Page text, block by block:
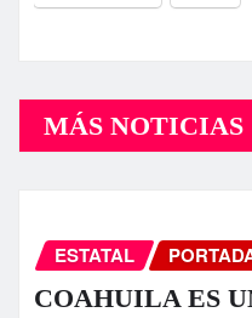
MÁS NOTICIAS
ESTATAL
COAHUILA ES